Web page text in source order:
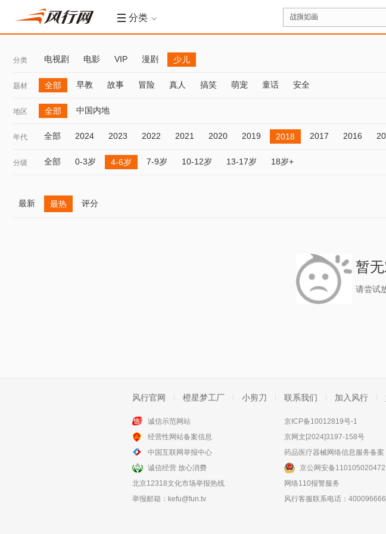
分类
分类 电视剧 电影 VIP 漫剧 少儿
题材 全部 早教 故事 冒险 真人 搞笑 萌宠 童话 安全
地区 全部 中国内地
年代 全部 2024 2023 2022 2021 2020 2019 2018 2017 2016
分级 全部 0-3岁 4-6岁 7-9岁 10-12岁 13-17岁 18岁+
最新 最热 评分
暂
请尝试
风行官网 橙星梦工厂 小剪刀 联系我们 加入风行
诚信示范网站
经营性网站备案信息
中国互联网举报中心
诚信经营 放心消费
北京12318文化市场举报热线
举报邮箱： kefu@fun.tv
京ICP备10012819号-1
京网文[2024]3197-158号
药品医疗器械网络信息服务备案
京公网安备
网络110报警服务
风行客服联系电话：